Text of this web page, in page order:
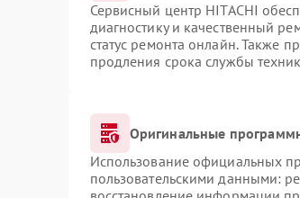
Сервисный центр HITACHI
диагностику и качественный
статус ремонта онлайн. Также
продления срока службы
Оригинальные
Использование официальных
пользовательскими данными: